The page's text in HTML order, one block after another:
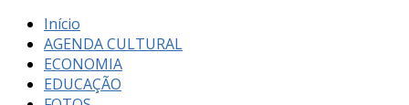
Início
AGENDA CULTURAL
ECONOMIA
EDUCAÇÃO